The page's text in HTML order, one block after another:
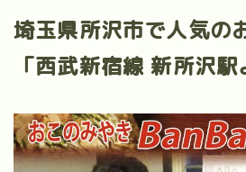
埼玉県所沢市で人気の
「西武新宿線 新所沢駅